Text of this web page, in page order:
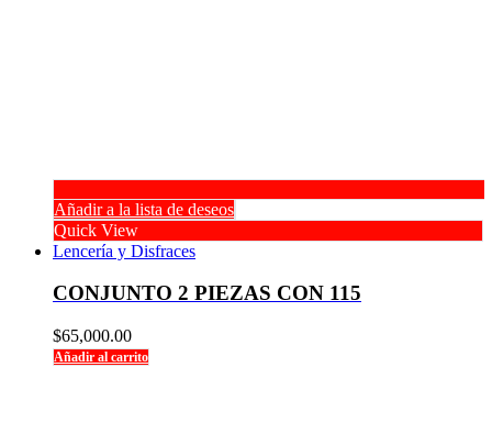
Añadir a la lista de deseos
Quick View
Lencería y Disfraces
CONJUNTO 2 PIEZAS CON 115
$65,000.00
Añadir al carrito